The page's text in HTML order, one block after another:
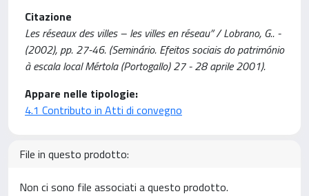
Citazione
Les réseaux des villes – les villes en réseau” / Lobrano, G.. -
(2002), pp. 27-46. (Seminário. Efeitos sociais do património
à escala local Mértola (Portogallo) 27 - 28 aprile 2001).
Appare nelle tipologie:
4.1 Contributo in Atti di convegno
File in questo prodotto:
Non ci sono file associati a questo prodotto.